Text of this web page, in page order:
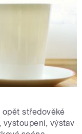
opět středověké
výstav